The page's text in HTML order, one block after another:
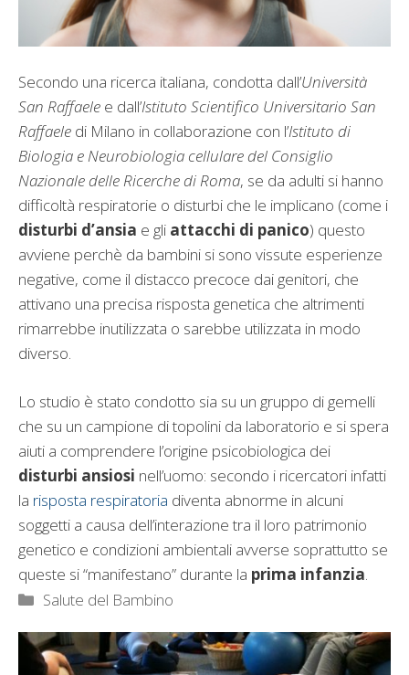
Secondo una ricerca italiana, condotta dall’Università
San Raffaele e dall’Istituto Scientifico Universitario San
Raffaele di Milano in collaborazione con l’Istituto di
Biologia e Neurobiologia cellulare del Consiglio
Nazionale delle Ricerche di Roma, se da adulti si hanno
difficoltà respiratorie o disturbi che le implicano (come i
disturbi d’ansia e gli attacchi di panico) questo
avviene perchè da bambini si sono vissute esperienze
negative, come il distacco precoce dai genitori, che
attivano una precisa risposta genetica che altrimenti
rimarrebbe inutilizzata o sarebbe utilizzata in modo
diverso.
Lo studio è stato condotto sia su un gruppo di gemelli
che su un campione di topolini da laboratorio e si spera
aiuti a comprendere l’origine psicobiologica dei
disturbi ansiosi nell’uomo: secondo i ricercatori infatti
la risposta respiratoria diventa abnorme in alcuni
soggetti a causa dell’interazione tra il loro patrimonio
genetico e condizioni ambientali avverse soprattutto se
queste si “manifestano” durante la prima infanzia
Categorie
Salute del Bambino